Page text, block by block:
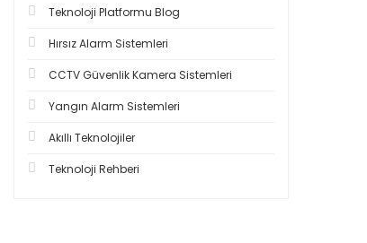
Teknoloji Platformu Blog
Hırsız Alarm Sistemleri
CCTV Güvenlik Kamera Sistemleri
Yangın Alarm Sistemleri
Akıllı Teknolojiler
Teknoloji Rehberi